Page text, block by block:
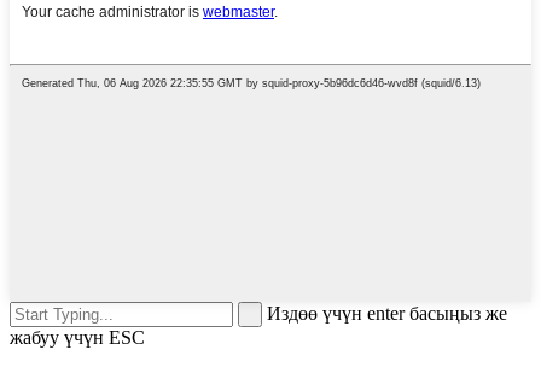
Издөө үчүн enter басыңыз же
жабуу үчүн ESC